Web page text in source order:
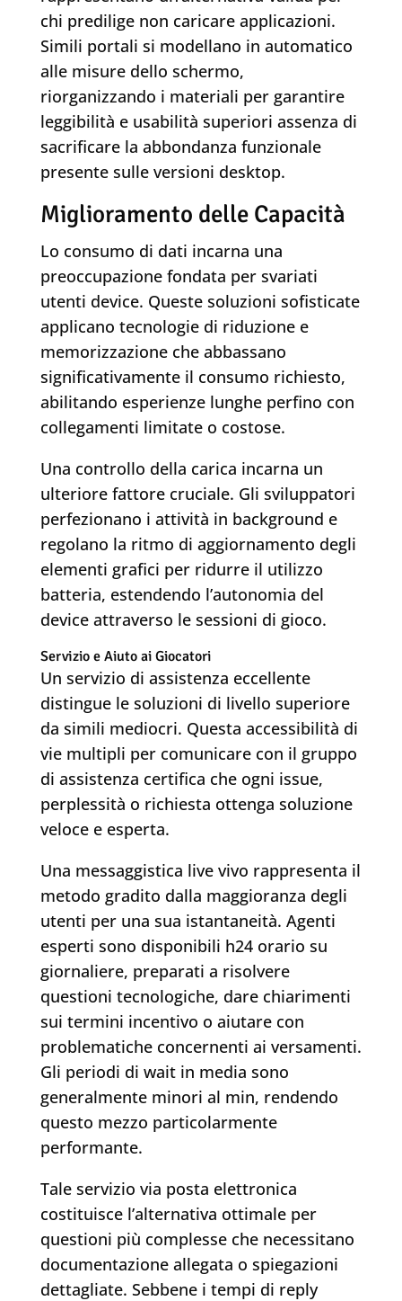
chi predilige non caricare applicazioni.
Simili portali si modellano in automatico
alle misure dello schermo,
riorganizzando i materiali per garantire
leggibilità e usabilità superiori assenza di
sacrificare la abbondanza funzionale
presente sulle versioni desktop.
Miglioramento delle Capacità
Lo consumo di dati incarna una
preoccupazione fondata per svariati
utenti device. Queste soluzioni sofisticate
applicano tecnologie di riduzione e
memorizzazione che abbassano
significativamente il consumo richiesto,
abilitando esperienze lunghe perfino con
collegamenti limitate o costose.
Una controllo della carica incarna un
ulteriore fattore cruciale. Gli sviluppatori
perfezionano i attività in background e
regolano la ritmo di aggiornamento degli
elementi grafici per ridurre il utilizzo
batteria, estendendo l’autonomia del
device attraverso le sessioni di gioco.
Servizio e Aiuto ai Giocatori
Un servizio di assistenza eccellente
distingue le soluzioni di livello superiore
da simili mediocri. Questa accessibilità di
vie multipli per comunicare con il gruppo
di assistenza certifica che ogni issue,
perplessità o richiesta ottenga soluzione
veloce e esperta.
Una messaggistica live vivo rappresenta il
metodo gradito dalla maggioranza degli
utenti per una sua istantaneità. Agenti
esperti sono disponibili h24 orario su
giornaliere, preparati a risolvere
questioni tecnologiche, dare chiarimenti
sui termini incentivo o aiutare con
problematiche concernenti ai versamenti.
Gli periodi di wait in media sono
generalmente minori al min, rendendo
questo mezzo particolarmente
performante.
Tale servizio via posta elettronica
costituisce l’alternativa ottimale per
questioni più complesse che necessitano
documentazione allegata o spiegazioni
dettagliate. Sebbene i tempi di reply